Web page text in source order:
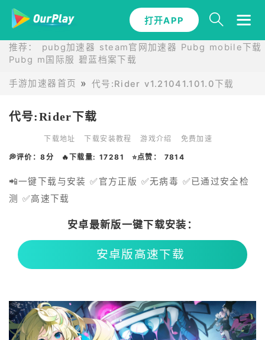
打开APP
推荐： pubg加速器 steam官网加速器 Pubg mobile下载
Pubg m国际服 碧蓝档案下载
手游加速器首页 代号:Rider v1.21041.101.0下载
代号:Rider下载
下载地址 下载安装教程 游戏介绍 免费加速
💭评价：8分 🔥下载量: 17281 ⭐点赞： 7814
📲一键下载与安装 ✅官方正版 ✅无病毒 ✅已通过安全检
测 ✅高速下载
安卓最新版一键下载安装：
安卓版高速下载